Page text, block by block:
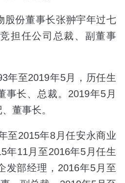
股份董事长张翀宇年过七
担任公司总裁、副董事
年至2019年5月，历任生
事长、总裁。2019年5月
董事长。
至2015年8月任安永商业
年11月至2016年5月任生
发部经理，2016年5月至